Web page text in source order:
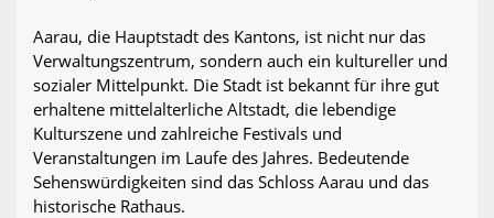
Aarau, die Hauptstadt des Kantons, ist nicht nur das
Verwaltungszentrum, sondern auch ein kultureller und
sozialer Mittelpunkt. Die Stadt ist bekannt für ihre gut
erhaltene mittelalterliche Altstadt, die lebendige
Kulturszene und zahlreiche Festivals und
Veranstaltungen im Laufe des Jahres. Bedeutende
Sehenswürdigkeiten sind das Schloss Aarau und das
historische Rathaus.